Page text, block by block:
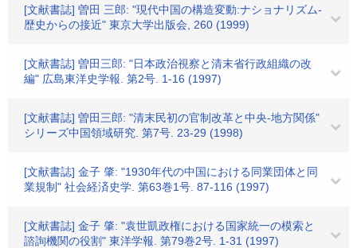
[文献書誌] 曽田 三郎: "現代中国の構造変動:ナショナリズム-
歴史からの接近" 東京大学出版会, 260 (1999)
[文献書誌] 曽田三郎: "日本政治視察と清末省行政組織の改
編" 広島東洋史学報. 第2号. 1-16 (1997)
[文献書誌] 曽田三郎: "清末民初の官制改革と中央-地方関係"
シリーズ中国領域研究. 第7号. 23-29 (1998)
[文献書誌] 金子 肇: "1930年代の中国における同業団体と同
業規制" 社会経済史学. 第63巻1号. 87-116 (1997)
[文献書誌] 金子 肇: "袁世凱政権における国家統一の模索と
諮詢機関の役割" 東洋学報. 第79巻2号. 1-31 (1997)